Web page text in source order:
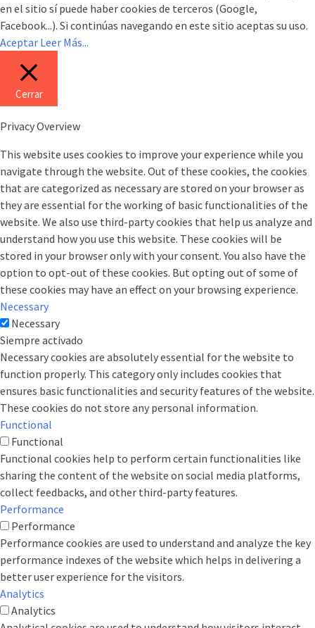
en el sitio sí puede haber cookies de terceros (Google,
Facebook...). Si continúas navegando en este sitio aceptas su uso.
Aceptar Leer Más...
Cerrar
Privacy Overview
This website uses cookies to improve your experience while you
navigate through the website. Out of these cookies, the cookies
that are categorized as necessary are stored on your browser as
they are essential for the working of basic functionalities of the
website. We also use third-party cookies that help us analyze and
understand how you use this website. These cookies will be
stored in your browser only with your consent. You also have the
option to opt-out of these cookies. But opting out of some of
these cookies may have an effect on your browsing experience.
Necessary
Necessary
Siempre activado
Necessary cookies are absolutely essential for the website to
function properly. This category only includes cookies that
ensures basic functionalities and security features of the website.
These cookies do not store any personal information.
Functional
Functional
Functional cookies help to perform certain functionalities like
sharing the content of the website on social media platforms,
collect feedbacks, and other third-party features.
Performance
Performance
Performance cookies are used to understand and analyze the key
performance indexes of the website which helps in delivering a
better user experience for the visitors.
Analytics
Analytics